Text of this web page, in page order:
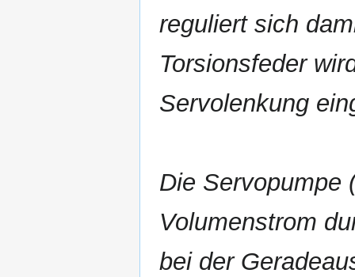
reguliert sich
Torsionsfeder
Servolenkung
Die Servopumpe
Volumenstrom
bei der